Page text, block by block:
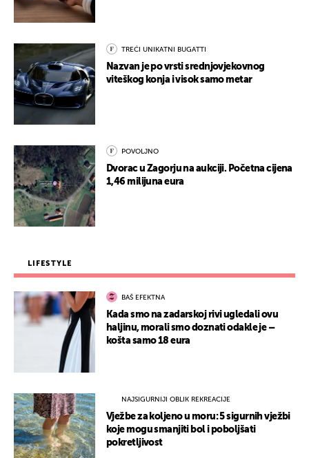
TREĆI UNIKATNI BUGATTI
Nazvan je po vrsti srednjovjekovnog
viteškog konja i visok samo metar
POVOLJNO
Dvorac u Zagorju na aukciji. Početna cijena
1,46 milijuna eura
LIFESTYLE
BAŠ EFEKTNA
Kada smo na zadarskoj rivi ugledali ovu
haljinu, morali smo doznati odakle je –
košta samo 18 eura
NAJSIGURNIJI OBLIK REKREACIJE
Vježbe za koljeno u moru: 5 sigurnih vježbi
koje mogu smanjiti bol i poboljšati
pokretljivost